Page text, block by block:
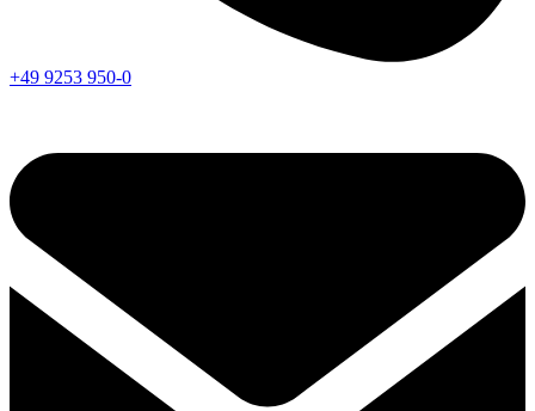
+49 9253 950-0